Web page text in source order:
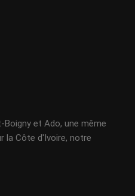
Boigny et Ado, une même
la Côte d'Ivoire, notre